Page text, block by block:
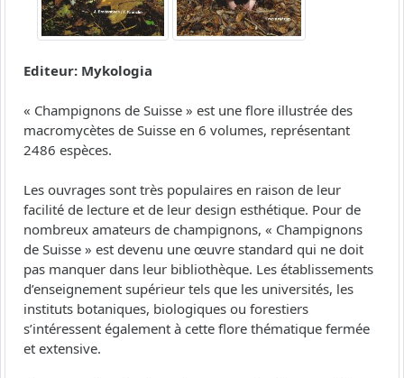
Editeur: Mykologia
« Champignons de Suisse » est une flore illustrée des
macromycètes de Suisse en 6 volumes, représentant
2486 espèces.
Les ouvrages sont très populaires en raison de leur
facilité de lecture et de leur design esthétique. Pour de
nombreux amateurs de champignons, « Champignons
de Suisse » est devenu une œuvre standard qui ne doit
pas manquer dans leur bibliothèque. Les établissements
d’enseignement supérieur tels que les universités, les
instituts botaniques, biologiques ou forestiers
s’intéressent également à cette flore thématique fermée
et extensive.